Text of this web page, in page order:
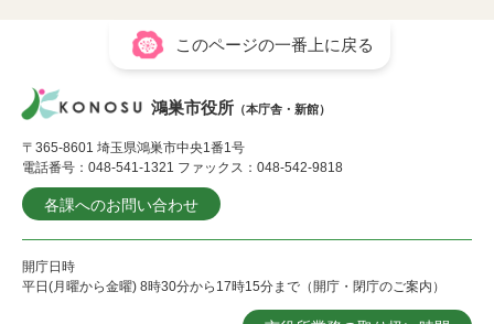
このページの一番上に戻る
鴻巣市役所 （本庁舎・新館）
〒365-8601 埼玉県鴻巣市中央1番1号
電話番号：048-541-1321 ファックス：048-542-9818
各課へのお問い合わせ
開庁日時
平日(月曜から金曜) 8時30分から17時15分まで（開庁・閉庁のご案内）